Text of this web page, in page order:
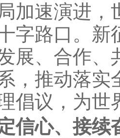
加速演进
字路口。新
展、合作、
，推动落
倡议，为世
信心、接续